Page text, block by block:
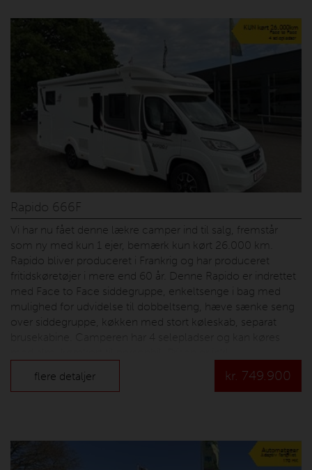
Rapido 666F
Vi har nu fået denne lækre camper ind til salg, fremstår
som ny med kun 1 ejer, bemærk kun kørt 26.000 km.
Rapido bliver produceret i Frankrig og har produceret
fritidskøretøjer i mere end 60 år. Denne Rapido er indrettet
med Face to Face siddegruppe, enkeltsenge i bag med
mulighed for udvidelse til dobbeltseng, hæve sænke seng
over siddegruppe, køkken med stort køleskab, separat
brusekabine. Camperen har 4 selepladser og kan køres
flere detaljer kr. 749.900